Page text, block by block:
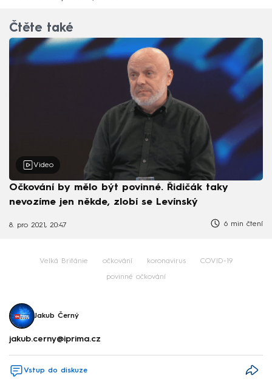
Čtěte také
Video
Očkování by mělo být povinné. Řidičák taky
nevozíme jen někde, zlobí se Levínský
8. pro 2021, 20:47 6 min čtení
Velká Británie očkování koronavirus COVID-19
povinné očkování
Jakub Černý
jakub.cerny@iprima.cz
Vstup do diskuze